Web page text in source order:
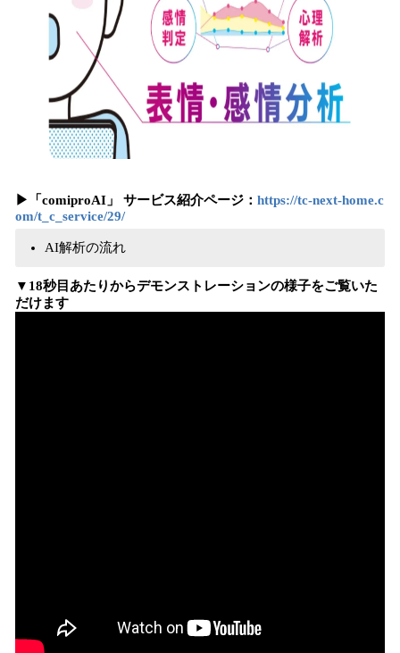
▶︎「comiproAI」 サービス紹介ページ： https://tc-next-home.c
om/t_c_service/29/
AI解析の流れ
▼18秒目あたりからデモンストレーションの様子をご覧いた
だけます